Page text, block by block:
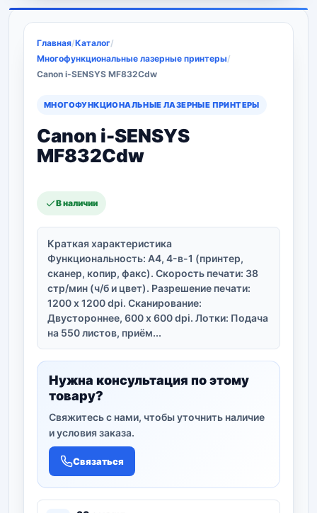
Главная/Каталог/
Многофункциональные лазерные принтеры/
Canon i-SENSYS MF832Cdw
МНОГОФУНКЦИОНАЛЬНЫЕ ЛАЗЕРНЫЕ ПРИНТЕРЫ
Canon i-SENSYS
MF832Cdw
В наличии
Краткая характеристика
Функциональность: A4, 4-в-1 (принтер,
сканер, копир, факс). Скорость печати: 38
стр/мин (ч/б и цвет). Разрешение печати:
1200 x 1200 dpi. Сканирование:
Двустороннее, 600 x 600 dpi. Лотки: Подача
на 550 листов, приём...
Нужна консультация по этому
товару?
Свяжитесь с нами, чтобы уточнить наличие
и условия заказа.
Связаться